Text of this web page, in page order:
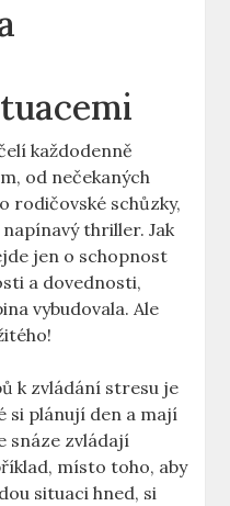
⁢každodenně
od nečekaných
rodičovské schůzky,
thriller. Jak
jen o schopnost
a dovednosti,⁤
vybudovala. Ale
k zvládání ‍stresu⁤ je
si plánují⁣ den a mají
snáze zvládají
místo toho, aby
situaci hned, si